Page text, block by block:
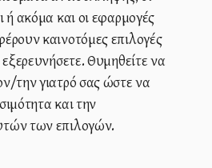
ή ακόμα και οι εφαρμογές
καινοτόμες επιλογές
Θυμηθείτε να
την γιατρό σας ώστε να
και την
των επιλογών.